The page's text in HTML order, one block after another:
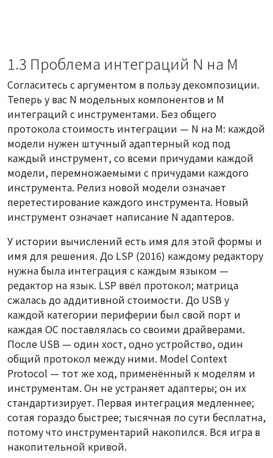
1.3 Проблема интеграций N на M
Согласитесь с аргументом в пользу декомпозиции.
Теперь у вас N модельных компонентов и M
интеграций с инструментами. Без общего
протокола стоимость интеграции — N на M: каждой
модели нужен штучный адаптерный код под
каждый инструмент, со всеми причудами каждой
модели, перемножаемыми с причудами каждого
инструмента. Релиз новой модели означает
перетестирование каждого инструмента. Новый
инструмент означает написание N адаптеров.
У истории вычислений есть имя для этой формы и
имя для решения. До LSP (2016) каждому редактору
нужна была интеграция с каждым языком —
редактор на язык. LSP ввёл протокол; матрица
сжалась до аддитивной стоимости. До USB у
каждой категории периферии был свой порт и
каждая ОС поставлялась со своими драйверами.
После USB — один хост, одно устройство, один
общий протокол между ними. Model Context
Protocol — тот же ход, применённый к моделям и
инструментам. Он не устраняет адаптеры; он их
стандартизирует. Первая интеграция медленнее;
сотая гораздо быстрее; тысячная по сути бесплатна,
потому что инструментарий накопился. Вся игра в
накопительной кривой.